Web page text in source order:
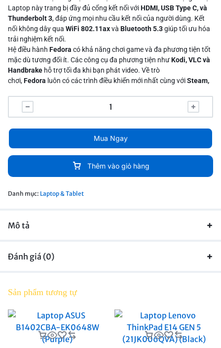
Laptop này trang bị đầy đủ cổng kết nối vớiHDMI, USB Type C, và
Thunderbolt 3, đáp ứng mọi nhu cầu kết nối của người dùng. Kết
nối không dây qua WiFi 802.11axvà Bluetooth 5.3giúp tối ưu hóa
trải nghiệm kết nối.
Hệ điều hành Fedora có khả năng chơi game và đa phương tiện tốt
mặc dù tương đối ít. Các công cụ đa phương tiện nhưKodi, VLC và
Handbrake hỗ trợ tối đa khi bạn phát video. Về trò
chơi,Fedora luôn có các trình điều khiển mới nhất cùng vớiSteam,
trườngLinux
. Bàn phím có tích hợp phím số, tăng cường sự thuận
tiện trong công việc nhập liệu.
Thêm vào giỏ hàng
Mua Ngay
Danh mục: Laptop & Tablet
Mô tả
Đánh giá (0)
Sản phẩm tương tự